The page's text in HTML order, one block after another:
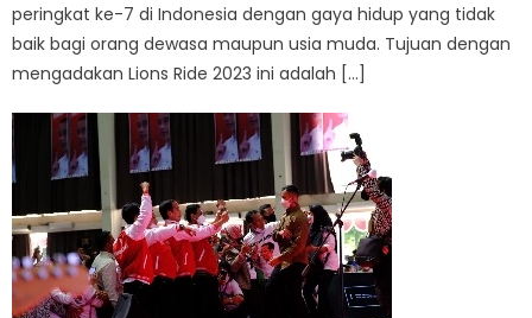
peringkat ke-7 di Indonesia dengan gaya hidup yang tidak
baik bagi orang dewasa maupun usia muda. Tujuan dengan
mengadakan Lions Ride 2023 ini adalah […]